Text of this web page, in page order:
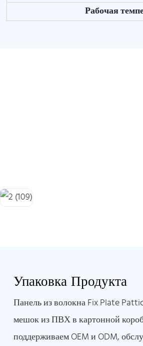
Рабочая
Упаковка Продукта
Панель из волокна Fix Plate
мешок из ПВХ в картонной
поддерживаем OEM и ODM,